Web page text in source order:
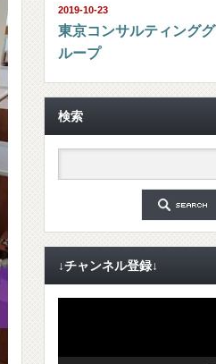
2019-10-23
東京コンサルティンググ
ループ
検索
↓チャンネル登録↓
ー